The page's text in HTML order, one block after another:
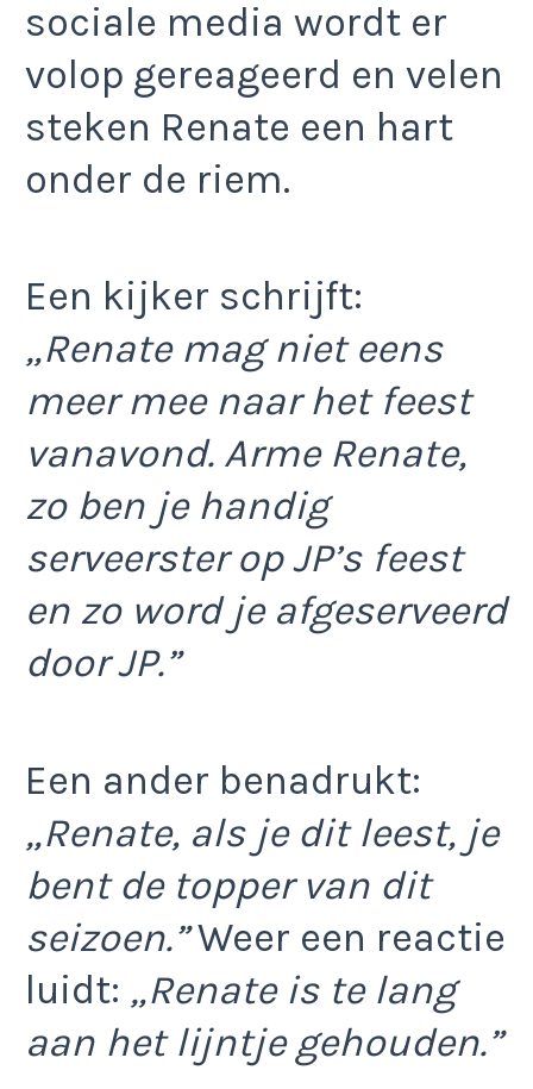
sociale media wordt er
volop gereageerd en velen
steken Renate een hart
onder de riem.
Een kijker schrijft:
„Renate mag niet eens
meer mee naar het feest
vanavond. Arme Renate,
zo ben je handig
serveerster op JP’s feest
en zo word je afgeserveerd
door JP.”
Een ander benadrukt:
„Renate, als je dit leest, je
bent de topper van dit
seizoen.”Weer een reactie
luidt: „Renate is te lang
aan het lijntje gehouden.”